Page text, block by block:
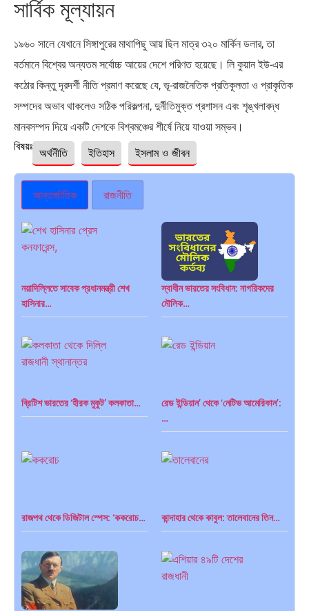
সার্বিক মূল্যায়ন
১৯৬০ সালে যেখানে সিঙ্গাপুরের মাথাপিছু আয় ছিল মাত্র ৩২০ মার্কিন ডলার, তা
বর্তমানে বিশ্বের অন্যতম সর্বোচ্চ আয়ের দেশে পরিণত হয়েছে। লি কুয়ান ইউ-এর
কঠোর কিন্তু দূরদর্শী নীতি প্রমাণ করেছে যে, ভূ-রাজনৈতিক প্রতিকূলতা ও প্রাকৃতিক
সম্পদের অভাব থাকলেও সঠিক পরিকল্পনা, দুর্নীতিমুক্ত প্রশাসন এবং শৃঙ্খলাবদ্ধ
মানবসম্পদ দিয়ে একটি দেশকে বিশ্বমঞ্চের শীর্ষে নিয়ে যাওয়া সম্ভব।
বিষয়ঃ অর্থনীতি ইতিহাস ইসলাম ও জীবন
আন্তর্জাতিক রাজনীতি
নয়াদিল্লিতে সাবেক প্রধানমন্ত্রী শেখ
হাসিনার…
স্বাধীন ভারতের সংবিধান: নাগরিকদের
মৌলিক…
ব্রিটিশ ভারতের ‘হীরক মুকুট’ কলকাতা…
রেড ইন্ডিয়ান’ থেকে ‘নেটিভ আমেরিকান’:
…
রাজপথ থেকে ডিজিটাল স্পেস: ‘ককরোচ… কান্দাহার থেকে কাবুল: তালেবানের তিন…